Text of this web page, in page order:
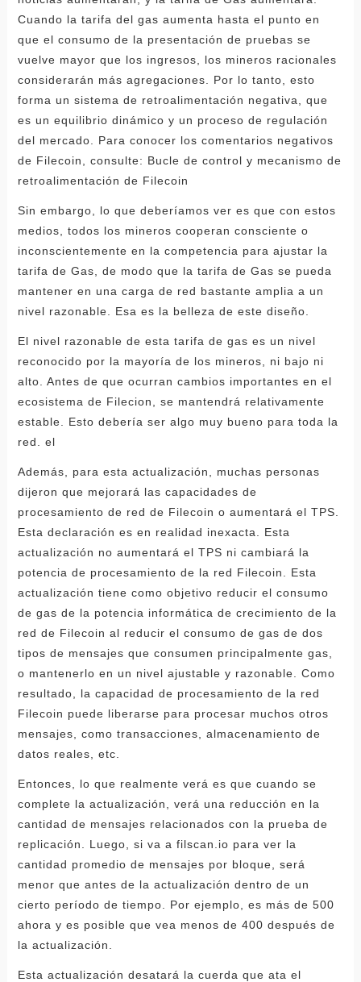
Cuando la tarifa del gas aumenta hasta el punto en
que el consumo de la presentación de pruebas se
vuelve mayor que los ingresos, los mineros racionales
considerarán más agregaciones. Por lo tanto, esto
forma un sistema de retroalimentación negativa, que
es un equilibrio dinámico y un proceso de regulación
del mercado. Para conocer los comentarios negativos
de Filecoin, consulte: Bucle de control y mecanismo de
retroalimentación de Filecoin
Sin embargo, lo que deberíamos ver es que con estos
medios, todos los mineros cooperan consciente o
inconscientemente en la competencia para ajustar la
tarifa de Gas, de modo que la tarifa de Gas se pueda
mantener en una carga de red bastante amplia a un
nivel razonable. Esa es la belleza de este diseño.
El nivel razonable de esta tarifa de gas es un nivel
reconocido por la mayoría de los mineros, ni bajo ni
alto. Antes de que ocurran cambios importantes en el
ecosistema de Filecion, se mantendrá relativamente
estable. Esto debería ser algo muy bueno para toda la
red. el
Además, para esta actualización, muchas personas
dijeron que mejorará las capacidades de
procesamiento de red de Filecoin o aumentará el TPS.
Esta declaración es en realidad inexacta. Esta
actualización no aumentará el TPS ni cambiará la
potencia de procesamiento de la red Filecoin. Esta
actualización tiene como objetivo reducir el consumo
de gas de la potencia informática de crecimiento de la
red de Filecoin al reducir el consumo de gas de dos
tipos de mensajes que consumen principalmente gas,
o mantenerlo en un nivel ajustable y razonable. Como
resultado, la capacidad de procesamiento de la red
Filecoin puede liberarse para procesar muchos otros
mensajes, como transacciones, almacenamiento de
datos reales, etc.
Entonces, lo que realmente verá es que cuando se
complete la actualización, verá una reducción en la
cantidad de mensajes relacionados con la prueba de
replicación. Luego, si va a filscan.io para ver la
cantidad promedio de mensajes por bloque, será
menor que antes de la actualización dentro de un
cierto período de tiempo. Por ejemplo, es más de 500
ahora y es posible que vea menos de 400 después de
la actualización.
Esta actualización desatará la cuerda que ata el